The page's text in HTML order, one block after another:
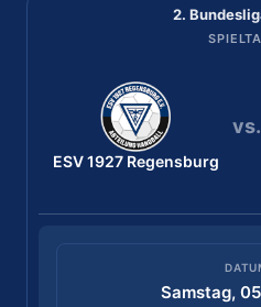
2.
ESV 1927 Regensburg
Samstag,
2.
ESV 1927 Regensburg
vs.
Samstag,